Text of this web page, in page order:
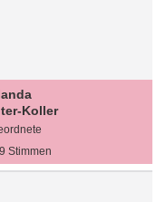
Koller
Stimmen